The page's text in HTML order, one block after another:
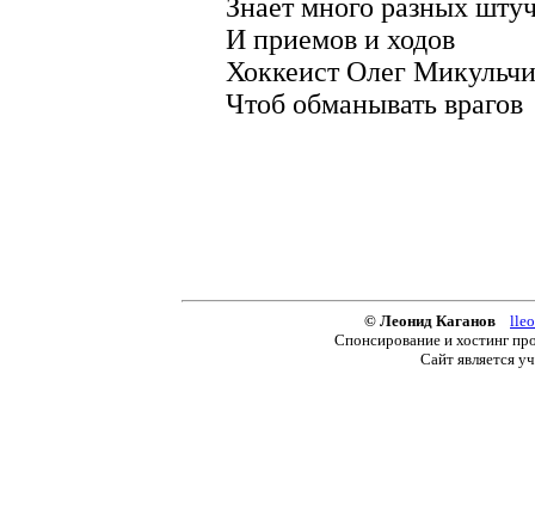
Знает много разных
И приемов и ходов
Хоккеист Олег
Чтоб обманывать врагов
© Леонид Каганов
Спонсирование и хостинг
Сайт является